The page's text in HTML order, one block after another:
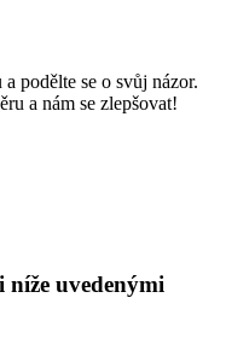
podělte se o svůj názor.
a nám se zlepšovat!
níže uvedenými